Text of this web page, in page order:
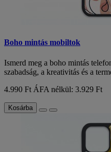
Boho mintás mobiltok
Ismerd meg a boho mintás
szabadság, a kreativitás és a
4.990 Ft ÁFA nélkül: 3.929 Ft
Kosárba